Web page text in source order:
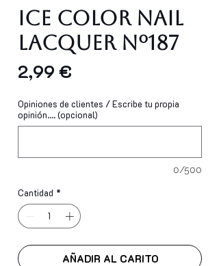
Ice Color Nail
Lacquer Nº187
2,99 €
Opiniones de clientes / Escribe tu propia
opinión.... (opcional)
0/500
Cantidad *
AÑADIR AL CARITO